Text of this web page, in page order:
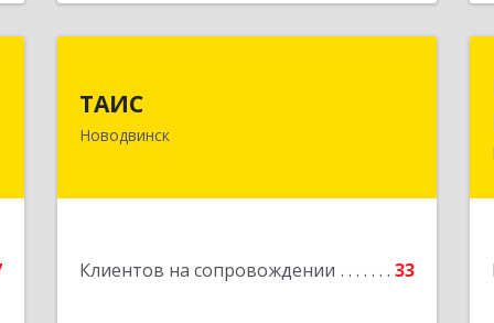
ТАИС
Новодвинск
Клиентов на сопровождении 33
Новодвинск г, Димитрова ул, дом №